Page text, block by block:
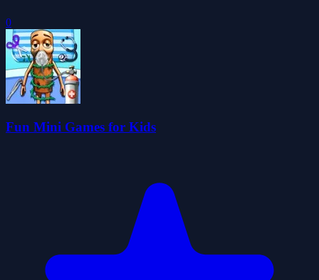
0
Fun Mini Games for Kids